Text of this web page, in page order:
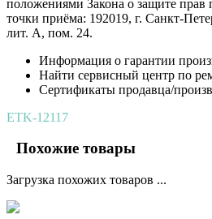
положениями Закона о защите прав
точки приёма: 192019, г. Санкт-
лит. А, пом. 24.
Информация о гарантии
Найти сервисный центр по
Сертификаты продавца/
ETK-12117
Похожие товары
Загрузка похожих товаров ...